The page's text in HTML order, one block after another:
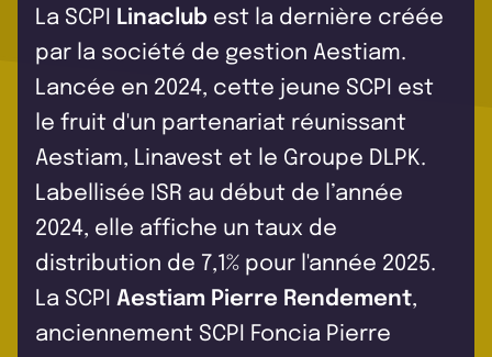
La SCPI Linaclub est la dernière créée
par la société de gestion Aestiam.
Lancée en 2024, cette jeune SCPI est
le fruit d'un partenariat réunissant
Aestiam, Linavest et le Groupe DLPK.
Labellisée ISR au début de l’année
2024, elle affiche un taux de
distribution de 7,1% pour l'année 2025.
La SCPI Aestiam Pierre Rendement,
anciennement SCPI Foncia Pierre